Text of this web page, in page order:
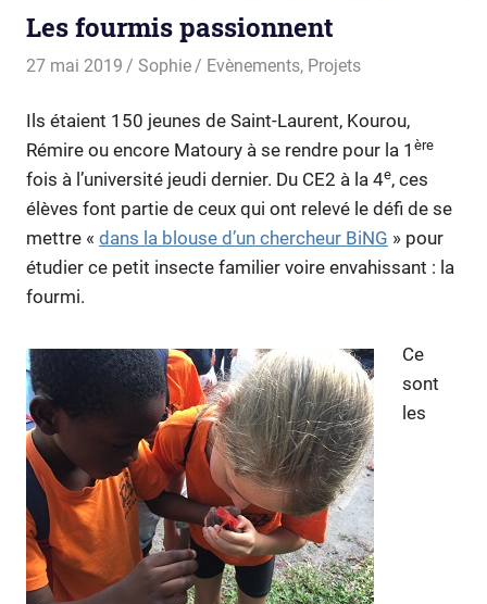
Les fourmis passionnent
27 mai 2019 Sophie Evènements, Projets
Ils étaient 150 jeunes de Saint-Laurent, Kourou,
Rémire ou encore Matoury à se rendre pour la 1 ère
fois à l’université jeudi dernier. Du CE2 à la 4e, ces
élèves font partie de ceux qui ont relevé le défi de se
mettre « dans la blouse d’un chercheur BiNG » pour
étudier ce petit insecte familier voire envahissant : la
fourmi.
Ce
sont
les